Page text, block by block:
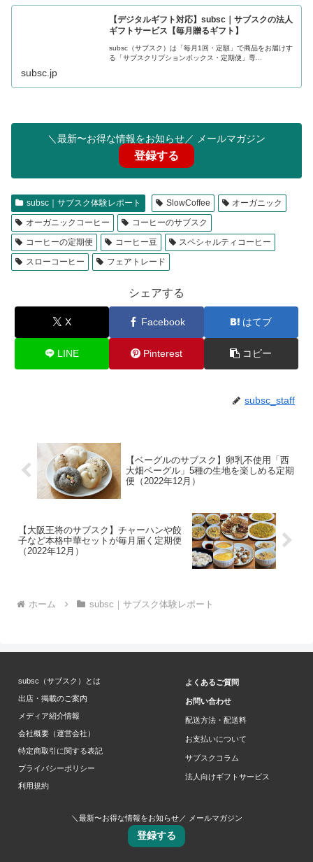
【デジタルギフト対応】subsc｜サブスクの法人
ギフトサービス【毎月贈るギフト】
subsc（サブスク）は「毎月1回・定額」で商品をお届けす
る「サブスクリプションボックス・定期便」専...
subsc.jp
＼最新〜お得な情報をお知らせ／ メールマガジン
登録する
subsc｜サブスク体験レポート SlowCoffee
オーガニック
オーガニックコーヒー
コーヒーのサブスク
コーヒーの定期便
コーヒー豆
スペシャルティコーヒー
スローコーヒー
フェアトレード
シェアする
X Facebook はてブ
LINE Pinterest コピー
subsc_staff
【ベーグルのサブスク】卵乳不使用「西
大畑ベーグル」5種の生地を楽しめる定期
便（2022年12月）
【大阪王将のサブスク】チャーハンや餃
子など本格中華セットが毎月届く定期便
（2022年12月）
ホーム subsc｜サブスク体験レポート
subsc（サブスク）とは
出店・掲載のご案内
メディア紹介情報
会社概要（運営会社）
特定商取引に関する表記
プライバシーポリシー
利用規約
よくあるご質問
お問い合わせ
配送方法・配送料
お支払いについて
サブスクコラム
法人向けギフトサービス
＼最新〜お得な情報をお知らせ／ メールマガジン
登録する